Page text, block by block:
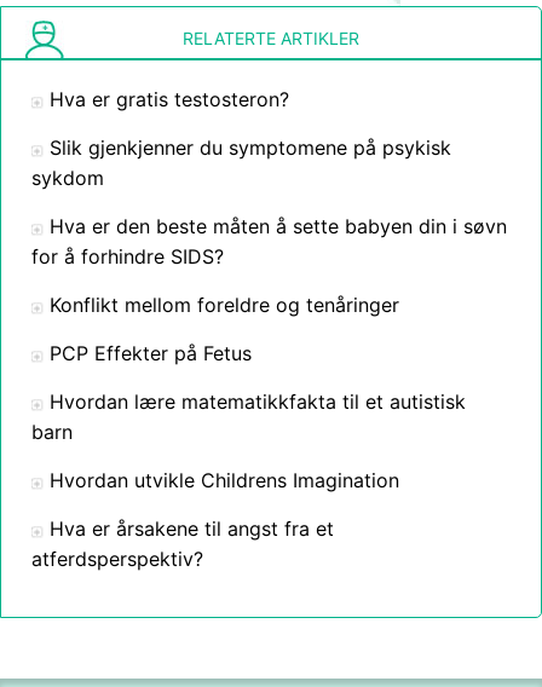
RELATERTE ARTIKLER
Hva er gratis testosteron?
Slik gjenkjenner du symptomene på psykisk
sykdom
Hva er den beste måten å sette babyen din i søvn
for å forhindre SIDS?
Konflikt mellom foreldre og tenåringer
PCP Effekter på Fetus
Hvordan lære matematikkfakta til et autistisk
barn
Hvordan utvikle Childrens Imagination
Hva er årsakene til angst fra et
atferdsperspektiv?